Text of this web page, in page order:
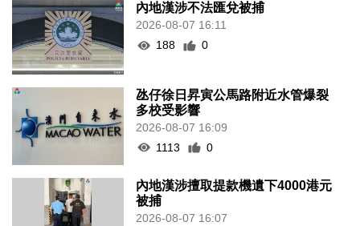
內地漢涉不法匯兌被捕
2026-08-07 16:11
188
0
氹仔徐日昇寅公馬路附近水管爆裂
多校受影響
2026-08-07 16:09
1113
0
內地漢涉擅取提款機遺下4000港元
被捕
2026-08-07 16:07